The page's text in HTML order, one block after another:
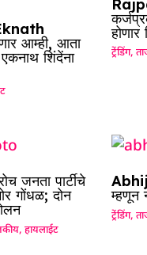
आम्ही, आता
शिंदेंना
होणार
ट्रेंडिंग,
जनता पार्टीचे
गोंधळ; दोन
,हायलाईट
म्हणून
ट्रेंडिंग,